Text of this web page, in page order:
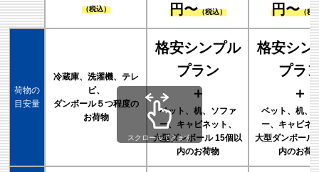
（税込） 円〜（税込） 円〜（税
荷物の
目安量
冷蔵庫、洗濯機、テレ
ビ、
ダンボール５つ程度の
お荷物
格安シンプル
プラン
＋
ベット、机、ソファ
ー、キャビネット、
大型ダンボール 15個以
内のお荷物
格安シン
プラ
＋
ベット、机、
ー、キャビネ
大型ダンボール
内のお荷
スクロールできます